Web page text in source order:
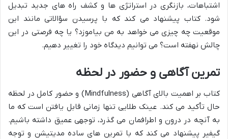
اشتباهات، بازنگری در استراتژی ها و کشف راه های جدید تبدیل
شود. کتاب پیشنهاد می کند که با پرسیدن سؤالاتی مانند این
موقعیت چه چیزی می خواهد به من بیاموزد؟ یا چه فرصتی در این
چالش نهفته است؟ می توانیم دیدگاه خود را تغییر دهیم.
تمرین آگاهی و حضور در لحظه
کتاب بر اهمیت بالای آگاهی (Mindfulness) و حضور کامل در لحظه
حال تأکید می کند. عینک طلایی تنها زمانی قابل یافتن است که ما
به آنچه در درون و اطرافمان می گذرد، توجهی عمیق داشته باشیم.
گیفیر پیشنهاد می کند که با تمرین های ساده مدیتیشن و توجه